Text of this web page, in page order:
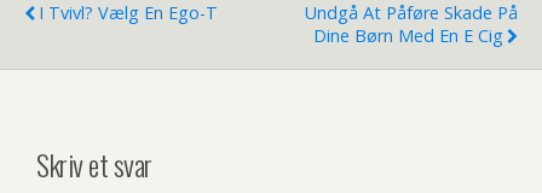
I Tvivl? Vælg En Ego-T
Undgå At Påføre Skade På
Dine Børn Med En E Cig
Skriv et svar